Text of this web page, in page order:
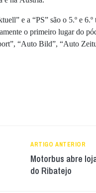
e a “PS” são o 5.º e 6.º
o primeiro lugar do
“Auto Bild”, “Auto
ARTIGO ANTERIOR
Motorbus abre
do Ribatejo